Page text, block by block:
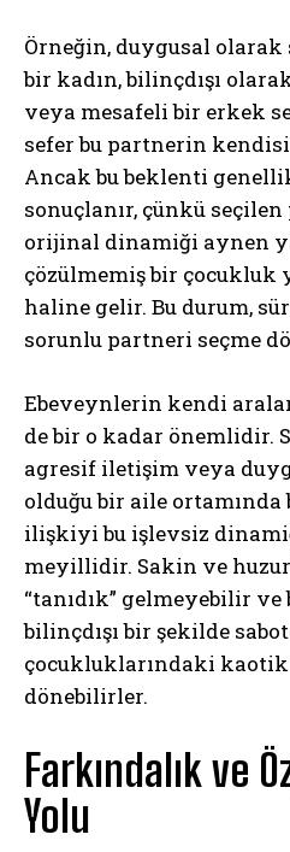
Örneğin, duygusal olarak
bir kadın, bilinçdışı
veya mesafeli bir erkek
sefer bu partnerin
Ancak bu beklenti
sonuçlanır, çünkü
orijinal dinamiği aynen
çözülmemiş bir çocukluk
haline gelir. Bu durum,
sorunlu partneri seçme
Ebeveynlerin kendi
de bir o kadar önemlidir.
agresif iletişim veya
olduğu bir aile
ilişkiyi bu işlevsiz
meyillidir. Sakin ve
“tanıdık” gelmeyebilir
bilinçdışı bir şekilde
çocukluklarındaki
dönebilirler.
Farkındalık ve
Yolu